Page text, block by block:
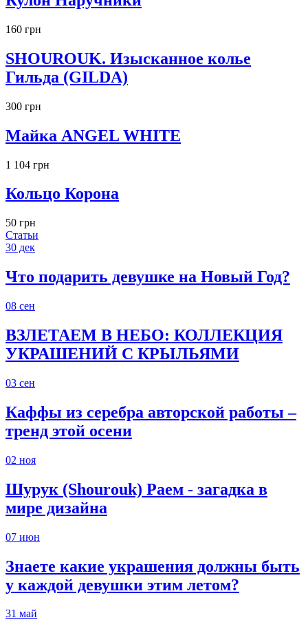
160 грн
SHOUROUK. Изысканное колье
Гильда (GILDA)
300 грн
Майка ANGEL WHITE
1 104 грн
Кольцо Корона
50 грн
Статьи
30 дек
Что подарить девушке на Новый Год?
08 сен
ВЗЛЕТАЕМ В НЕБО: КОЛЛЕКЦИЯ
УКРАШЕНИЙ С КРЫЛЬЯМИ
03 сен
Каффы из серебра авторской работы –
тренд этой осени
02 ноя
Шурук (Shourouk) Раем - загадка в
мире дизайна
07 июн
Знаете какие украшения должны быть
у каждой девушки этим летом?
31 май